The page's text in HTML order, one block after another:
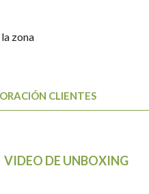
zona
CLIENTES
VIDEO DE UNBOXING